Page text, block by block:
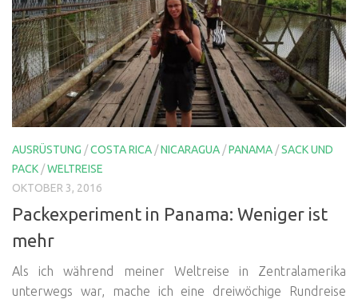
AUSRÜSTUNG /COSTA RICA /NICARAGUA /PANAMA /SACK UND
PACK /WELTREISE
OKTOBER 3, 2016
Packexperiment in Panama: Weniger ist
mehr
Als ich während meiner Weltreise in Zentralamerika
unterwegs war, mache ich eine dreiwöchige Rundreise